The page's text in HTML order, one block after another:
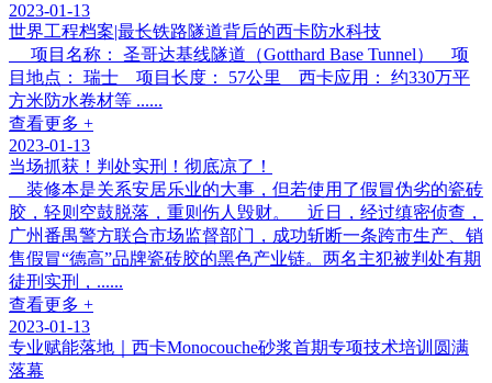
2023-01-13
世界工程档案|最长铁路隧道背后的西卡防水科技
项目名称： 圣哥达基线隧道（Gotthard Base Tunnel） 项
目地点： 瑞士 项目长度： 57公里 西卡应用： 约330万平
方米防水卷材等 ......
查看更多 +
2023-01-13
当场抓获！判处实刑！彻底凉了！
装修本是关系安居乐业的大事，但若使用了假冒伪劣的瓷砖
胶，轻则空鼓脱落，重则伤人毁财。 近日，经过缜密侦查，
广州番禺警方联合市场监督部门，成功斩断一条跨市生产、销
售假冒“德高”品牌瓷砖胶的黑色产业链。两名主犯被判处有期
徒刑实刑，......
查看更多 +
2023-01-13
专业赋能落地｜西卡Monocouche砂浆首期专项技术培训圆满
落幕